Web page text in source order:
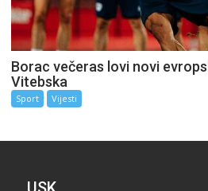
Borac večeras lovi novi
Vitebska
Sport Vijesti